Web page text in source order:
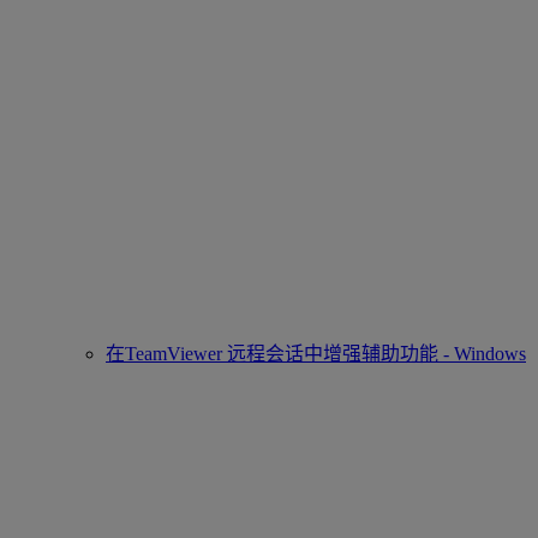
在TeamViewer 远程会话中增强辅助功能 - Windows